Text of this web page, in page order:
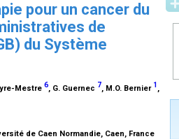
pour un cancer du
de
du Système
Mestre 6, G. Guernec 7, M.O. Bernier 1 ,
de Caen Normandie, Caen, France